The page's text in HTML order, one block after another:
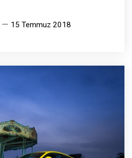
15 Temmuz 2018